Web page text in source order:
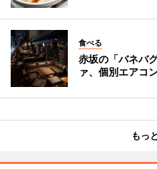
食べる
赤坂の「バネバ
ァ、個別エアコ
もっ